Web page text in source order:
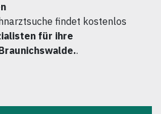
findet kostenlos
für ihre
.